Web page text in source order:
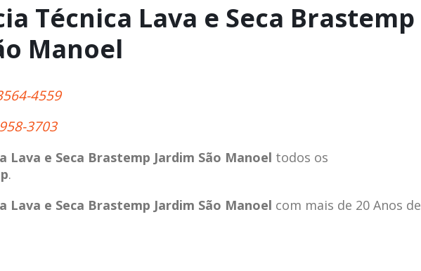
Técnica Lava e Seca Brastemp
Manoel
4559
3703
Lava e Seca Brastemp Jardim São Manoel todos os
.
Lava e Seca Brastemp Jardim São Manoel com mais de 20 Anos de